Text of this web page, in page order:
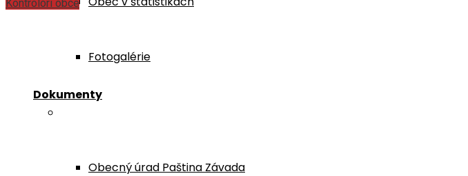
Fotogalérie
Obecný úrad Paština Závada
Kontrolóri obce
Dokumenty